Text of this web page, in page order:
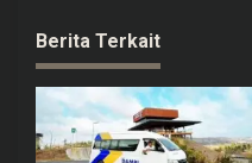
Berita Terkait